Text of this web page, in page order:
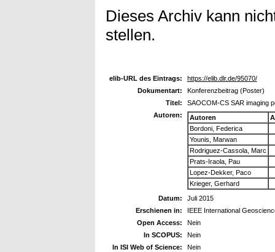
Dieses Archiv kann
stellen.
elib-URL des Eintrags:
https://elib.dlr.de/95070/
Dokumentart:
Konferenzbeitrag (Poster)
Titel:
SAOCOM-CS SAR imaging
Autoren:
Autoren
Bordoni, Federica
Younis, Marwan
Rodriguez-Cassola, Marc
Prats-Iraola, Pau
Lopez-Dekker, Paco
Krieger, Gerhard
Datum:
Juli 2015
Erschienen in:
IEEE International
Open Access:
Nein
In SCOPUS:
Nein
In ISI Web of Science:
Nein